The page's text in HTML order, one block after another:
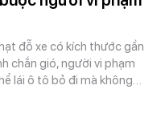
đỗ xe có kích thước gần
chắn gió, người vi phạm
lái ô tô bỏ đi mà không…